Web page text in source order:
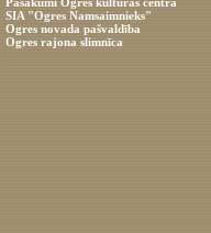
SIA "Ogres Namsaimnieks"
Ogres novada pašvaldība
Ogres rajona slimnīca